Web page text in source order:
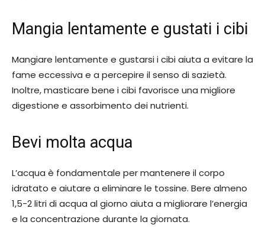
Mangia lentamente e gustati i cibi
Mangiare lentamente e gustarsi i cibi aiuta a evitare la
fame eccessiva e a percepire il senso di sazietà.
Inoltre, masticare bene i cibi favorisce una migliore
digestione e assorbimento dei nutrienti.
Bevi molta acqua
L’acqua è fondamentale per mantenere il corpo
idratato e aiutare a eliminare le tossine. Bere almeno
1,5-2 litri di acqua al giorno aiuta a migliorare l’energia
e la concentrazione durante la giornata.